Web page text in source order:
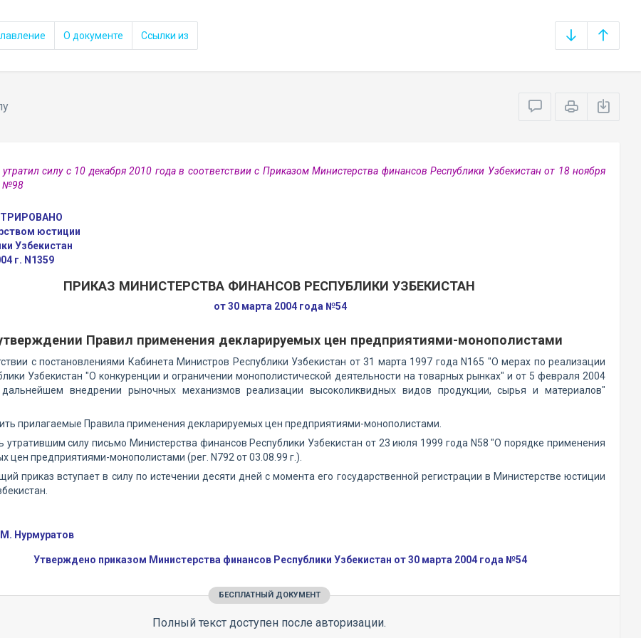
О документе Ссылки из
силу с 10 декабря 2010 года в соответствии с Приказом Министерства финансов Республики Узбекистан от 18 ноября
№98
юстиции
Узбекистан
г. N1359
ПРИКАЗ МИНИСТЕРСТВА ФИНАНСОВ РЕСПУБЛИКИ УЗБЕКИСТАН
от 30 марта 2004 года №54
Правил применения декларируемых цен предприятиями-монополистами
с постановлениями Кабинета Министров Республики Узбекистан от 31 марта 1997 года N165 "О мерах по реализации
Узбекистан "О конкуренции и ограничении монополистической деятельности на товарных рынках" и от 5 февраля 2004
внедрении рыночных механизмов реализации высоколиквидных видов продукции, сырья и материалов"
прилагаемые Правила применения декларируемых цен предприятиями-монополистами.
утратившим силу письмо Министерства финансов Республики Узбекистан от 23 июля 1999 года N58 "О порядке применения
цен предприятиями-монополистами (рег. N792 от 03.08.99 г.).
приказ вступает в силу по истечении десяти дней с момента его государственной регистрации в Министерстве юстиции
Нурмуратов
Утверждено приказом Министерства финансов Республики Узбекистан от 30 марта 2004 года №54
БЕСПЛАТНЫЙ ДОКУМЕНТ
Полный текст доступен после авторизации.